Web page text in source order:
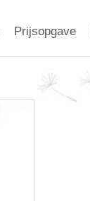
Prijsopgave